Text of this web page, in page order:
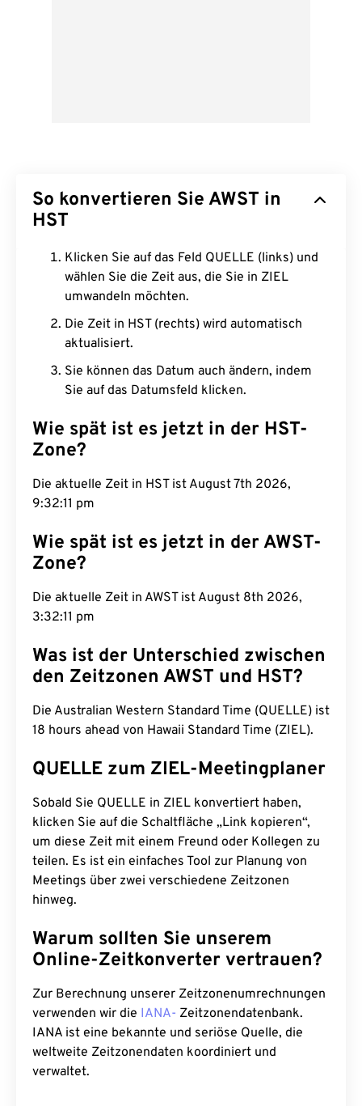
So konvertieren Sie AWST in
HST
Klicken Sie auf das Feld QUELLE (links) und
wählen Sie die Zeit aus, die Sie in ZIEL
umwandeln möchten.
Die Zeit in HST (rechts) wird automatisch
aktualisiert.
Sie können das Datum auch ändern, indem
Sie auf das Datumsfeld klicken.
Wie spät ist es jetzt in der HST-
Zone?
Die aktuelle Zeit in HST ist August 7th 2026,
9:32:12 pm
Wie spät ist es jetzt in der AWST-
Zone?
Die aktuelle Zeit in AWST ist August 8th 2026,
3:32:12 pm
Was ist der Unterschied zwischen
den Zeitzonen AWST und HST?
Die Australian Western Standard Time (QUELLE) ist
18 hours ahead von Hawaii Standard Time (ZIEL).
QUELLE zum ZIEL-Meetingplaner
Sobald Sie QUELLE in ZIEL konvertiert haben,
klicken Sie auf die Schaltfläche „Link kopieren“,
um diese Zeit mit einem Freund oder Kollegen zu
teilen. Es ist ein einfaches Tool zur Planung von
Meetings über zwei verschiedene Zeitzonen
hinweg.
Warum sollten Sie unserem
Online-Zeitkonverter vertrauen?
Zur Berechnung unserer Zeitzonenumrechnungen
verwenden wir die IANA- Zeitzonendatenbank.
IANA ist eine bekannte und seriöse Quelle, die
weltweite Zeitzonendaten koordiniert und
verwaltet.